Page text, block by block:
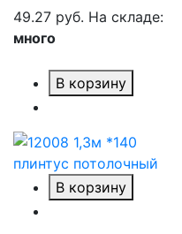
49.27 руб. На складе:
много
В корзину
В корзину